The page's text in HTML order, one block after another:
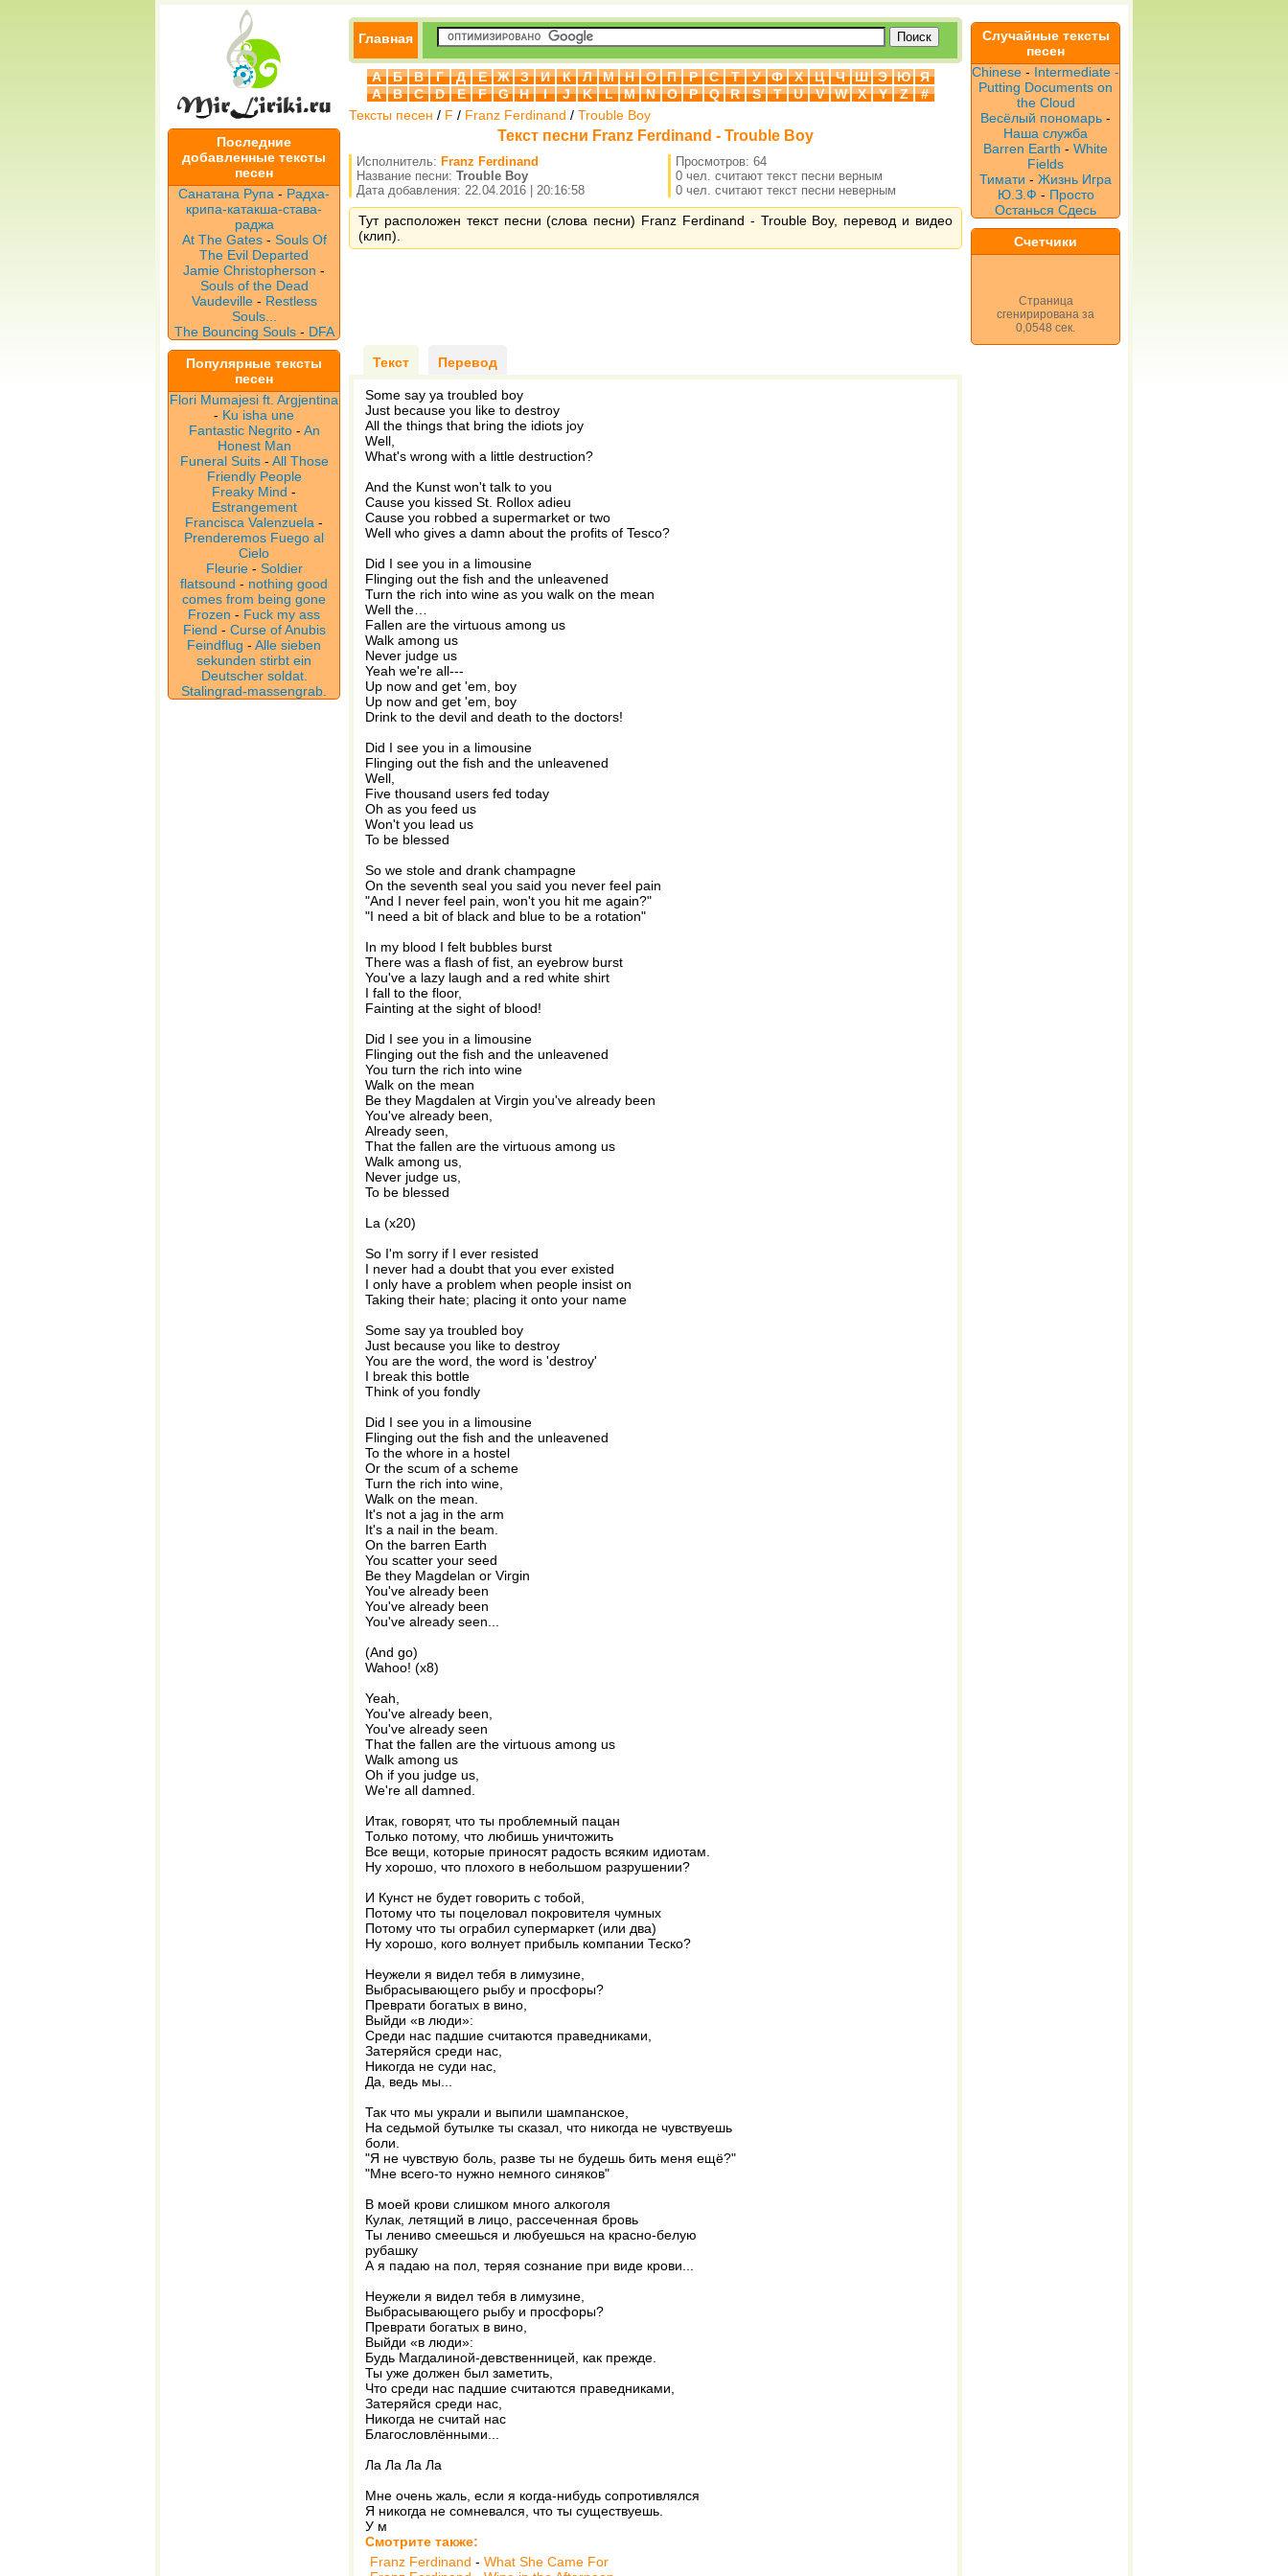
Последние
добавленные тексты
песен
Санатана Рупа - Радха-
крипа-катакша-става-
раджа
At The Gates- Souls Of
The Evil Departed
Jamie Christopherson -
Souls of the Dead
Vaudeville - Restless
Souls...
The Bouncing Souls- DFA
Популярные тексты
песен
Flori Mumajesi ft. Argjentina
- Ku isha une
Fantastic Negrito- An
Honest Man
Funeral Suits- All Those
Friendly People
Freaky Mind -
Estrangement
Francisca Valenzuela -
Prenderemos Fuego al
Cielo
Fleurie- Soldier
flatsound - nothing good
comes from being gone
Frozen - Fuck my ass
Fiend - Curse of Anubis
Feindflug - Alle sieben
sekunden stirbt ein
Deutscher soldat.
Stalingrad-massengrab.
Главная
А Б В Г Д Е Ж З И К Л М Н О П Р С Т У Ф Х Ц Ч Ш Э Ю
Я
A
B C D E F G H I J K L M N O P Q R S T U V W X Y Z
#
Тексты песен / F / Franz Ferdinand / Trouble Boy
Текст песни Franz Ferdinand - Trouble Boy
Исполнитель: Franz Ferdinand
Название песни: Trouble Boy
Дата добавления: 22.04.2016 | 20:16:58
Просмотров: 64
0 чел. считают текст песни верным
0 чел. считают текст песни неверным
Тут расположен текст песни (слова песни) Franz Ferdinand - Trouble Boy, перевод и видео
(клип).
Текст Перевод
Some say ya troubled boy
Just because you like to destroy
All the things that bring the idiots joy
Well,
What's wrong with a little destruction?
And the Kunst won't talk to you
Cause you kissed St. Rollox adieu
Cause you robbed a supermarket or two
Well who gives a damn about the profits of Tesco?
Did I see you in a limousine
Flinging out the fish and the unleavened
Turn the rich into wine as you walk on the mean
Well the…
Fallen are the virtuous among us
Walk among us
Never judge us
Yeah we're all---
Up now and get 'em, boy
Up now and get 'em, boy
Drink to the devil and death to the doctors!
Did I see you in a limousine
Flinging out the fish and the unleavened
Well,
Five thousand users fed today
Oh as you feed us
Won't you lead us
To be blessed
So we stole and drank champagne
On the seventh seal you said you never feel pain
"And I never feel pain, won't you hit me again?"
"I need a bit of black and blue to be a rotation"
In my blood I felt bubbles burst
There was a flash of fist, an eyebrow burst
You've a lazy laugh and a red white shirt
I fall to the floor,
Fainting at the sight of blood!
Did I see you in a limousine
Flinging out the fish and the unleavened
You turn the rich into wine
Walk on the mean
Be they Magdalen at Virgin you've already been
You've already been,
Already seen,
That the fallen are the virtuous among us
Walk among us,
Never judge us,
To be blessed
La (x20)
So I'm sorry if I ever resisted
I never had a doubt that you ever existed
I only have a problem when people insist on
Taking their hate; placing it onto your name
Some say ya troubled boy
Just because you like to destroy
You are the word, the word is 'destroy'
I break this bottle
Think of you fondly
Did I see you in a limousine
Flinging out the fish and the unleavened
To the whore in a hostel
Or the scum of a scheme
Turn the rich into wine,
Walk on the mean.
It's not a jag in the arm
It's a nail in the beam.
On the barren Earth
You scatter your seed
Be they Magdelan or Virgin
You've already been
You've already been
You've already seen...
(And go)
Wahoo! (x8)
Yeah,
You've already been,
You've already seen
That the fallen are the virtuous among us
Walk among us
Oh if you judge us,
We're all damned.
Итак, говорят, что ты проблемный пацан
Только потому, что любишь уничтожить
Все вещи, которые приносят радость всяким идиотам.
Ну хорошо, что плохого в небольшом разрушении?
И Кунст не будет говорить с тобой,
Потому что ты поцеловал покровителя чумных
Потому что ты ограбил супермаркет (или два)
Ну хорошо, кого волнует прибыль компании Теско?
Неужели я видел тебя в лимузине,
Выбрасывающего рыбу и просфоры?
Преврати богатых в вино,
Выйди «в люди»:
Среди нас падшие считаются праведниками,
Затеряйся среди нас,
Никогда не суди нас,
Да, ведь мы...
Так что мы украли и выпили шампанское,
На седьмой бутылке ты сказал, что никогда не чувствуешь
боли.
"Я не чувствую боль, разве ты не будешь бить меня ещё?"
"Мне всего-то нужно немного синяков"
В моей крови слишком много алкоголя
Кулак, летящий в лицо, рассеченная бровь
Ты лениво смеешься и любуешься на красно-белую
рубашку
А я падаю на пол, теряя сознание при виде крови...
Неужели я видел тебя в лимузине,
Выбрасывающего рыбу и просфоры?
Преврати богатых в вино,
Выйди «в люди»:
Будь Магдалиной-девственницей, как прежде.
Ты уже должен был заметить,
Что среди нас падшие считаются праведниками,
Затеряйся среди нас,
Никогда не считай нас
Благословлёнными...
Ла Ла Ла Ла
Мне очень жаль, если я когда-нибудь сопротивлялся
Я никогда не сомневался, что ты существуешь.
У м
Смотрите также:
Franz Ferdinand - What She Came For
Случайные тексты
песен
Chinese - Intermediate -
Putting Documents on
the Cloud
Весёлый пономарь -
Наша служба
Barren Earth - White
Fields
Тимати - Жизнь Игра
Ю.З.Ф - Просто
Останься Сдесь
Счетчики
Страница
сгенирирована за
0,0548 сек.